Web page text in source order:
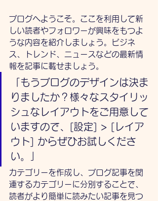
ブログへようこそ。ここを利用して新
しい読者やフォロワーが興味をもつよ
うな内容を紹介しましょう。ビジネ
ス、トレンド、ニュースなどの最新情
報を記事に載せましょう。
「もうブログのデザインは決ま
りましたか？様々なスタイリッ
シュなレイアウトをご用意して
いますので、[設定] > [レイア
ウト] からぜひお試しくださ
い。」
カテゴリーを作成し、ブログ記事を関
連するカテゴリーに分別することで、
読者がより簡単に読みたい記事を見つ